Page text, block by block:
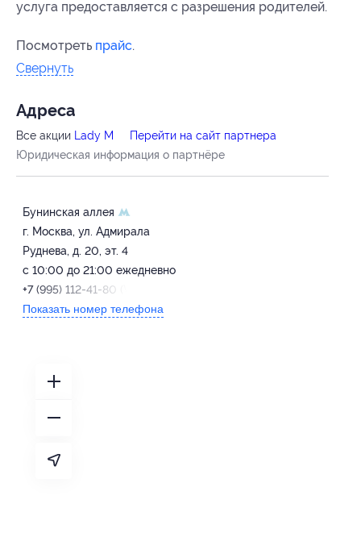
услуга предоставляется с разрешения родителей.
Посмотреть прайс.
Свернуть
Адресa
Все акции Lady M
Перейти на сайт партнера
Юридическая информация о партнёре
Бунинская аллея
г. Москва, ул. Адмирала
Руднева, д. 20, эт. 4
с 10:00 до 21:00 ежедневно
+7 (995) 112-41-80 (WhatsApp)
Показать номер телефона